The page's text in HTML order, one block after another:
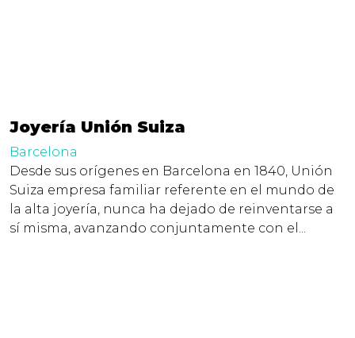
Joyería Unión Suiza
Barcelona
Desde sus orígenes en Barcelona en 1840, Unión
Suiza empresa familiar referente en el mundo de
la alta joyería, nunca ha dejado de reinventarse a
sí misma, avanzando conjuntamente con el...